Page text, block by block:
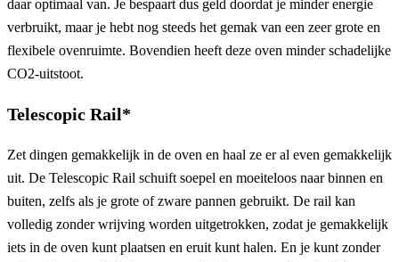
daar optimaal van. Je bespaart dus geld doordat je minder energie
verbruikt, maar je hebt nog steeds het gemak van een zeer grote en
flexibele ovenruimte. Bovendien heeft deze oven minder schadelijke
CO2-uitstoot.
Telescopic Rail*
Zet dingen gemakkelijk in de oven en haal ze er al even gemakkelijk
uit. De Telescopic Rail schuift soepel en moeiteloos naar binnen en
buiten, zelfs als je grote of zware pannen gebruikt. De rail kan
volledig zonder wrijving worden uitgetrokken, zodat je gemakkelijk
iets in de oven kunt plaatsen en eruit kunt halen. En je kunt zonder